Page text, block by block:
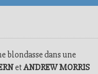
blondasse dans une
etANDREW MORRIS